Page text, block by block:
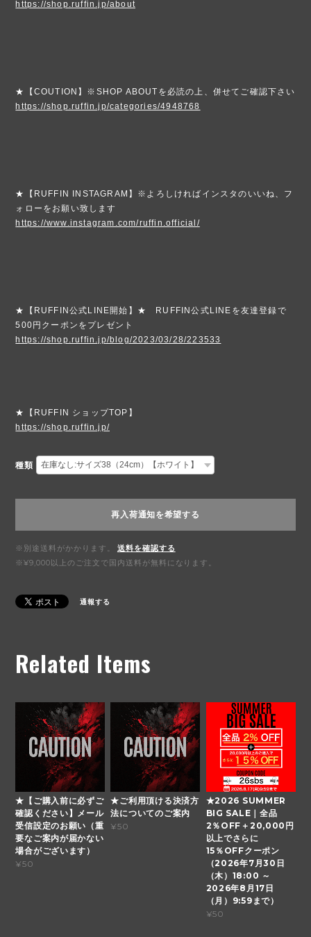
https://shop.ruffin.jp/about
★【COUTION】※SHOP ABOUTを必読の上、併せてご確認下さい
https://shop.ruffin.jp/categories/4948768
★【RUFFIN INSTAGRAM】※よろしければインスタのいいね、フ
ォローをお願い致します
https://www.instagram.com/ruffin.official/
★【RUFFIN公式LINE開始】★ RUFFIN公式LINEを友達登録で
500円クーポンをプレゼント
https://shop.ruffin.jp/blog/2023/03/28/223533
★【RUFFIN ショップTOP】
https://shop.ruffin.jp/
種類
再入荷通知を希望する
※別途送料がかかります。
送料を確認する
※¥9,000以上のご注文で国内送料が無料になります。
通報する
Related Items
★【ご購入前に必ずご
確認ください】メール
受信設定のお願い（重
要なご案内が届かない
場合がございます）
¥50
★ご利用頂ける決済方
法についてのご案内
¥50
★2026 SUMMER
BIG SALE｜全品
2％OFF＋20,000円
以上でさらに
15％OFFクーポン
（2026年7月30日
（木）18:00 ～
2026年8月17日
（月）9:59まで）
¥50